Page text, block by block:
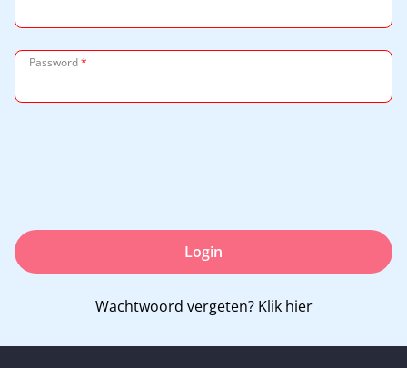
Password*
Login
Wachtwoord vergeten? Klik hier